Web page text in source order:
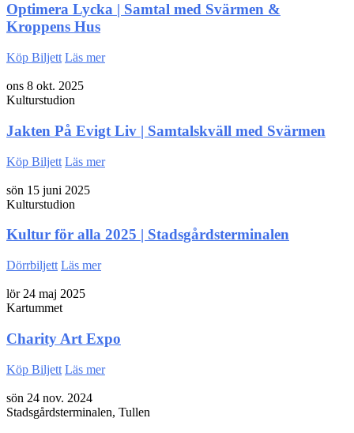
Optimera Lycka | Samtal med Svärmen &
Kroppens Hus
Köp Biljett Läs mer
ons 8 okt. 2025
Kulturstudion
Jakten På Evigt Liv | Samtalskväll med Svärmen
Köp Biljett Läs mer
sön 15 juni 2025
Kulturstudion
Kultur för alla 2025 | Stadsgårdsterminalen
Dörrbiljett Läs mer
lör 24 maj 2025
Kartummet
Charity Art Expo
Köp Biljett Läs mer
sön 24 nov. 2024
Stadsgårdsterminalen, Tullen